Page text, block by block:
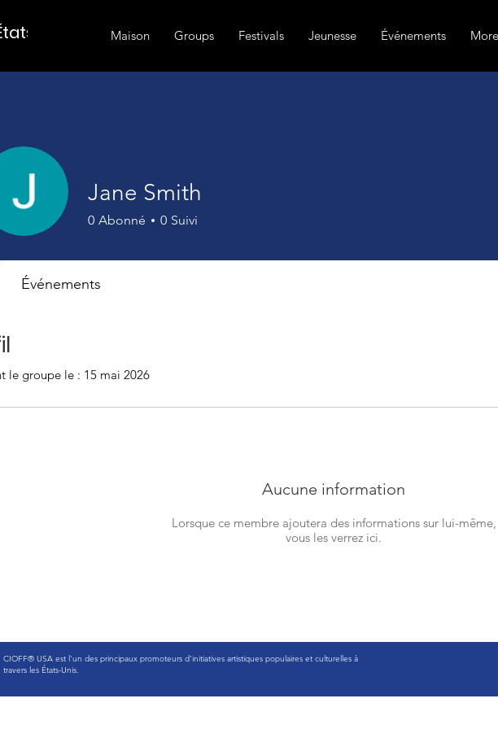
Unis Maison Groups Festivals Jeunesse Événements
le groupe le : 15 mai 2026
Aucune information
Lorsque ce membre ajoutera des informations sur lui-même,
vous les verrez ici.
Jane Smith
0 Abonné 0 Suivi
Événements
CIOFF® USA est l'un des principaux promoteurs d'initiatives artistiques populaires et culturelles à
travers les États-Unis.